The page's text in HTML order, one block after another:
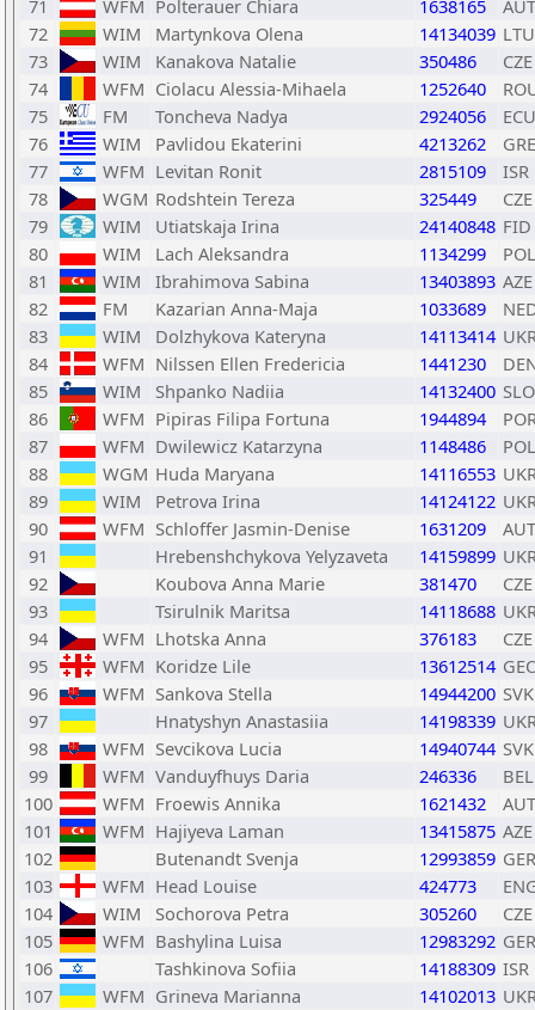
71 WFM Polterauer Chiara 1638165
AUT
72
WIM Martynkova Olena 14134039 LTU
73
WIM Kanakova Natalie 350486
CZE
74
WFM Ciolacu Alessia-Mihaela 1252640
75
FM Toncheva Nadya 2924056
ECU
76
WIM Pavlidou Ekaterini 4213262
GRE
77
WFM Levitan Ronit 2815109
ISR
78
WGM Rodshtein Tereza 325449
CZE
79
WIM Utiatskaja Irina 24140848 FID
80
WIM Lach Aleksandra 1134299
POL
81
WIM Ibrahimova Sabina 13403893 AZE
82
FM Kazarian Anna-Maja 1033689
83
WIM Dolzhykova Kateryna 14113414
84
WFM Nilssen Ellen Fredericia 1441230
85
WIM Shpanko Nadiia 14132400 SLO
86
WFM Pipiras Filipa Fortuna 1944894
87
WFM Dwilewicz Katarzyna 1148486
POL
88
WGM Huda Maryana 14116553
89
WIM Petrova Irina 14124122
90
WFM Schloffer Jasmin-Denise 1631209
AUT
91
Hrebenshchykova Yelyzaveta 14159899
92
Koubova Anna Marie 381470
CZE
93
Tsirulnik Maritsa 14118688
94
WFM Lhotska Anna 376183
CZE
95
WFM Koridze Lile 13612514
96
WFM Sankova Stella 14944200 SVK
97
Hnatyshyn Anastasiia 14198339
98
WFM Sevcikova Lucia 14940744 SVK
99
WFM Vanduyfhuys Daria 246336
BEL
100
WFM Froewis Annika 1621432
AUT
101
WFM Hajiyeva Laman 13415875 AZE
102
Butenandt Svenja 12993859 GER
103
WFM Head Louise 424773
104
WIM Sochorova Petra 305260
CZE
105
WFM Bashylina Luisa 12983292 GER
106
Tashkinova Sofiia 14188309 ISR
107
WFM Grineva Marianna 14102013